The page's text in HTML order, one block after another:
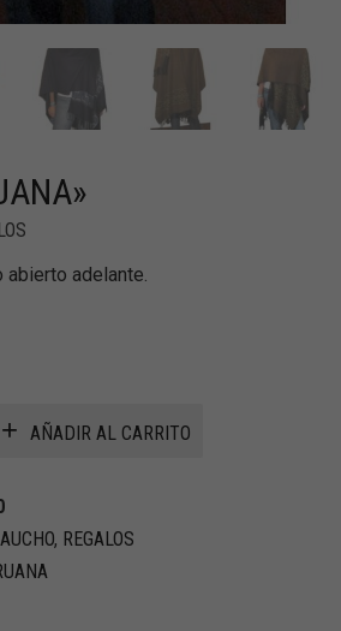
abierto adelante.
AÑADIR AL CARRITO
, REGALOS